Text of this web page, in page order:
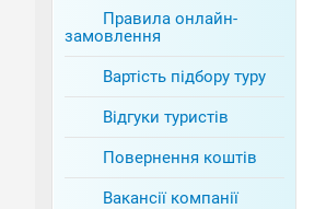
Правила онлайн-
замовлення
Вартість підбору туру
Відгуки туристів
Повернення коштів
Вакансії компанії